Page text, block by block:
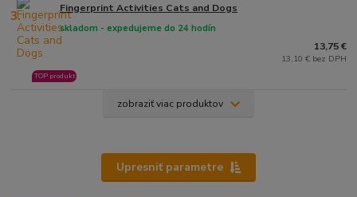
3. Fingerprint Activities Cats and Dogs
skladom - expedujeme do 24 hodín
TOP produkt
13,75 €
13,10 € bez DPH
zobraziť viac produktov
Upresniť parametre